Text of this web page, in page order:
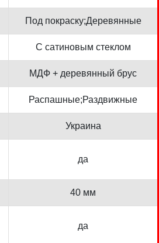
Под покраску;Деревянные
С сатиновым стеклом
МДФ + деревянный брус
Распашные;Раздвижные
Украина
да
40 мм
да